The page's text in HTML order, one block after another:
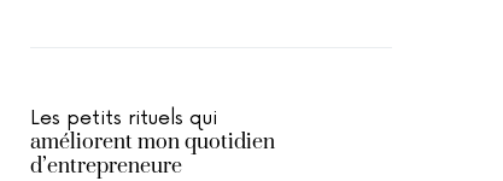
Les petits rituels qui
améliorent mon quotidien
d’entrepreneure